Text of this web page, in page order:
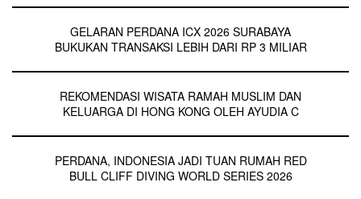
GELARAN PERDANA ICX 2026 SURABAYA
BUKUKAN TRANSAKSI LEBIH DARI RP 3 MILIAR
REKOMENDASI WISATA RAMAH MUSLIM DAN
KELUARGA DI HONG KONG OLEH AYUDIA C
PERDANA, INDONESIA JADI TUAN RUMAH RED
BULL CLIFF DIVING WORLD SERIES 2026